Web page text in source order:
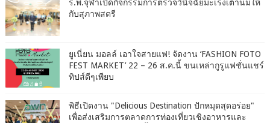
ร.พ.จุฬาเปิดกิจกรรมการตรวจวินิจฉัยมะเร็งเต้านมให้
กับสุภาพสตรี
ยูเนี่ยน มอลล์ เอาใจสายแฟ! จัดงาน ‘FASHION FOTO
FEST MARKET’ 22 – 26 ส.ค.นี้ ขนเหล่ากูรูแฟชั่นแชร์
ทิปส์ดีๆเพียบ
พิธีเปิดงาน "Delicious Destination ปักหมุดสุดอร่อย"
เพื่อส่งเสริมการตลาดการท่องเที่ยวเชิงอาหารและ